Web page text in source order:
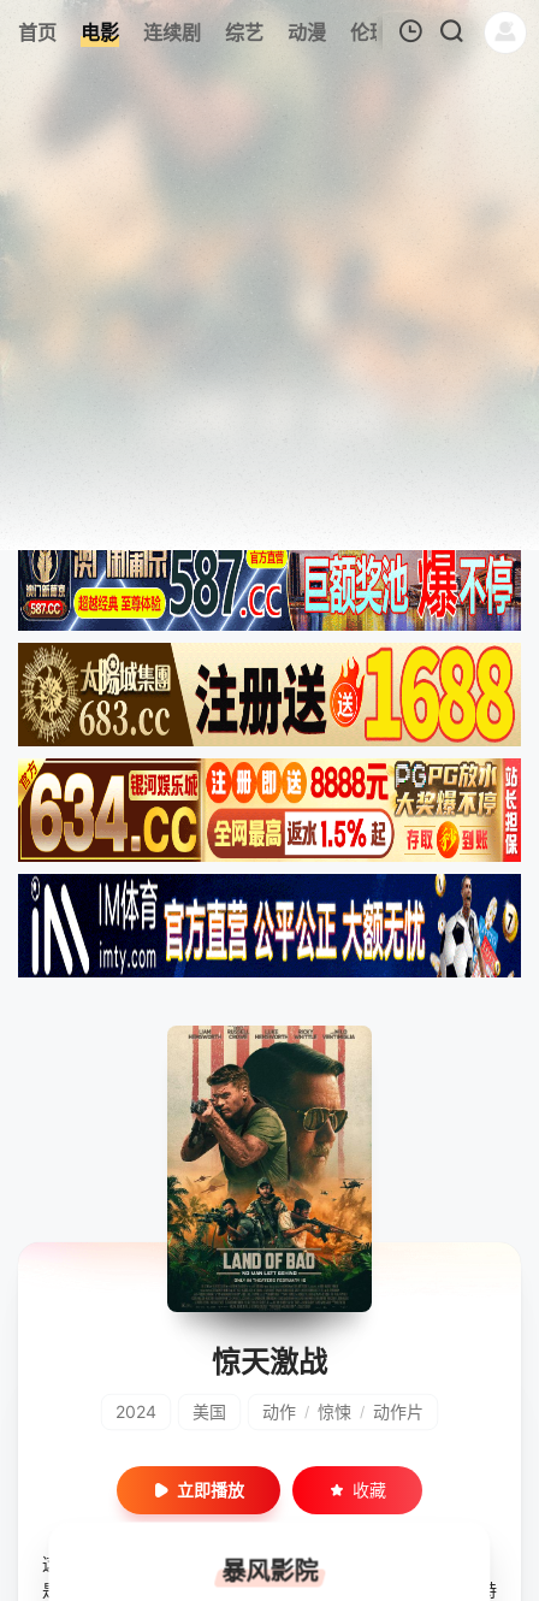
首页 电影 连续剧 综艺 动漫 伦理片 今日更新
110
惊天激战
2024 美国 动作 / 惊悚 / 动作片
立即播放 收藏
这部电影讲述了代号为死神（Reaper）的飞行员的故事，他
是一名空军无人机飞行员，在南菲律宾支持一项三角洲部队特
暴风影院